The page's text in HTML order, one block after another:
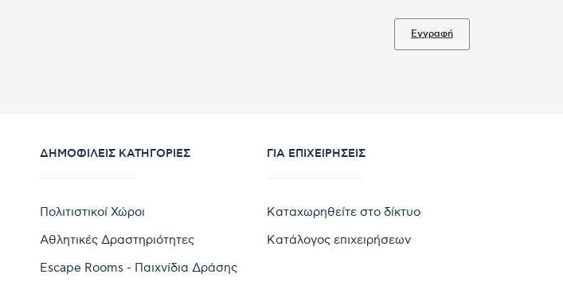
Εγγραφή
ΔΗΜΟΦΙΛΕΊΣ ΚΑΤΗΓΟΡΊΕΣ
Πολιτιστικοί Χώροι
Αθλητικές Δραστηριότητες
Escape Rooms - Παιχνίδια Δράσης
ΓΙΑ ΕΠΙΧΕΙΡΉΣΕΙΣ
Καταχωρηθείτε στο δίκτυο
Κατάλογος επιχειρήσεων